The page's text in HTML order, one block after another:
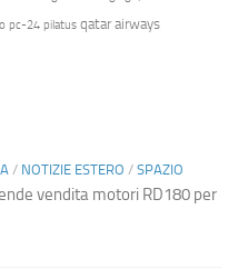
pc-24 pilatus qatar airways
/ NOTIZIE ESTERO / SPAZIO
vendita motori RD180 per